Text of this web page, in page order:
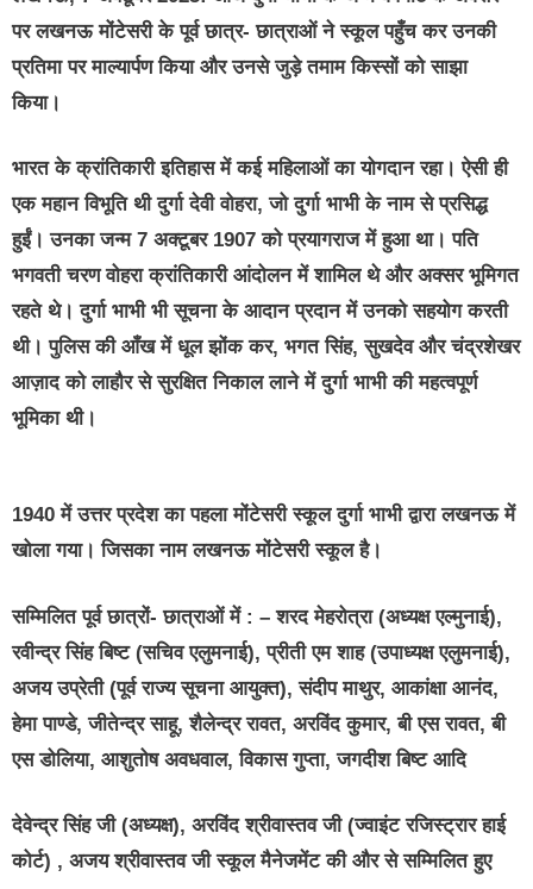
पर लखनऊ मोंटेसरी के पूर्व छात्र- छात्राओं ने स्कूल पहुँच कर उनकी
प्रतिमा पर माल्यार्पण किया और उनसे जुड़े तमाम किस्सों को साझा
किया।
भारत के क्रांतिकारी इतिहास में कई महिलाओं का योगदान रहा। ऐसी ही
एक महान विभूति थी दुर्गा देवी वोहरा, जो दुर्गा भाभी के नाम से प्रसिद्ध
हुईं। उनका जन्म 7 अक्टूबर 1907 को प्रयागराज में हुआ था। पति
भगवती चरण वोहरा क्रांतिकारी आंदोलन में शामिल थे और अक्सर भूमिगत
रहते थे। दुर्गा भाभी भी सूचना के आदान प्रदान में उनको सहयोग करती
थी। पुलिस की आँख में धूल झोंक कर, भगत सिंह, सुखदेव और चंद्रशेखर
आज़ाद को लाहौर से सुरक्षित निकाल लाने में दुर्गा भाभी की महत्वपूर्ण
भूमिका थी।
1940 में उत्तर प्रदेश का पहला मोंटेसरी स्कूल दुर्गा भाभी द्वारा लखनऊ में
खोला गया। जिसका नाम लखनऊ मोंटेसरी स्कूल है।
सम्मिलित पूर्व छात्रों- छात्राओं में : – शरद मेहरोत्रा (अध्यक्ष एल्मुनाई),
रवीन्द्र सिंह बिष्ट (सचिव एलुमनाई), प्रीती एम शाह (उपाध्यक्ष एलुमनाई),
अजय उप्रेती (पूर्व राज्य सूचना आयुक्त), संदीप माथुर, आकांक्षा आनंद,
हेमा पाण्डे, जीतेन्द्र साहू, शैलेन्द्र रावत, अरविंद कुमार, बी एस रावत, बी
एस डोलिया, आशुतोष अवधवाल, विकास गुप्ता, जगदीश बिष्ट आदि
देवेन्द्र सिंह जी (अध्यक्ष), अरविंद श्रीवास्तव जी (ज्वाइंट रजिस्ट्रार हाई
कोर्ट) , अजय श्रीवास्तव जी स्कूल मैनेजमेंट की और से सम्मिलित हुए